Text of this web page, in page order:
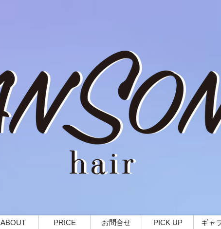
ABOUT PRICE お問合せ PICK UP ギャ